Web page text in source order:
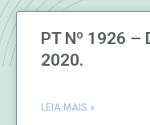
PT Nº 1926 –
2020.
LEIA MAIS »